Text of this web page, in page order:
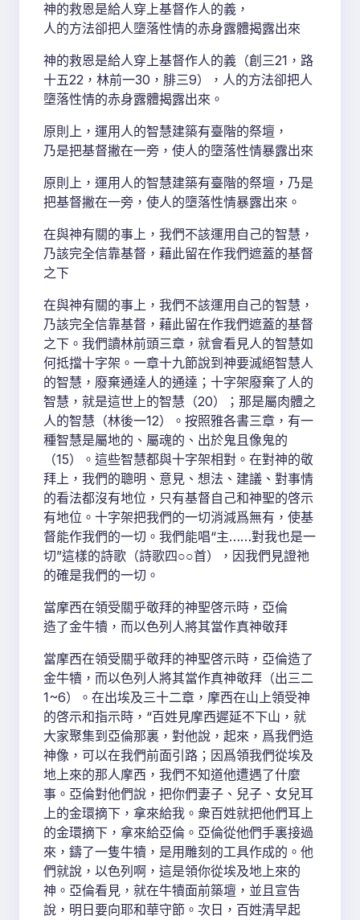
神的救恩是給人穿上基督作人的義，
人的方法卻把人墮落性情的赤身露體揭露出來
神的救恩是給人穿上基督作人的義（創三21，路
十五22，林前一30，腓三9），人的方法卻把人
墮落性情的赤身露體揭露出來。
原則上，運用人的智慧建築有臺階的祭壇，
乃是把基督撇在一旁，使人的墮落性情暴露出來
原則上，運用人的智慧建築有臺階的祭壇，乃是
把基督撇在一旁，使人的墮落性情暴露出來。
在與神有關的事上，我們不該運用自己的智慧，
乃該完全信靠基督，藉此留在作我們遮蓋的基督
之下
在與神有關的事上，我們不該運用自己的智慧，
乃該完全信靠基督，藉此留在作我們遮蓋的基督
之下。我們讀林前頭三章，就會看見人的智慧如
何抵擋十字架。一章十九節說到神要滅絕智慧人
的智慧，廢棄通達人的通達；十字架廢棄了人的
智慧，就是這世上的智慧（20）；那是屬肉體之
人的智慧（林後一12）。按照雅各書三章，有一
種智慧是屬地的、屬魂的、出於鬼且像鬼的
（15）。這些智慧都與十字架相對。在對神的敬
拜上，我們的聰明、意見、想法、建議、對事情
的看法都沒有地位，只有基督自己和神聖的啓示
有地位。十字架把我們的一切消減爲無有，使基
督能作我們的一切。我們能唱“主……對我也是一
切”這樣的詩歌（詩歌四○○首），因我們見證祂
的確是我們的一切。
當摩西在領受關乎敬拜的神聖啓示時，亞倫
造了金牛犢，而以色列人將其當作真神敬拜
當摩西在領受關乎敬拜的神聖啓示時，亞倫造了
金牛犢，而以色列人將其當作真神敬拜（出三二
1~6）。在出埃及三十二章，摩西在山上領受神
的啓示和指示時，“百姓見摩西遲延不下山，就
大家聚集到亞倫那裏，對他說，起來，爲我們造
神像，可以在我們前面引路；因爲領我們從埃及
地上來的那人摩西，我們不知道他遭遇了什麼
事。亞倫對他們說，把你們妻子、兒子、女兒耳
上的金環摘下，拿來給我。衆百姓就把他們耳上
的金環摘下，拿來給亞倫。亞倫從他們手裏接過
來，鑄了一隻牛犢，是用雕刻的工具作成的。他
們就說，以色列啊，這是領你從埃及地上來的
神。亞倫看見，就在牛犢面前築壇，並且宣告
說，明日要向耶和華守節。次日，百姓清早起